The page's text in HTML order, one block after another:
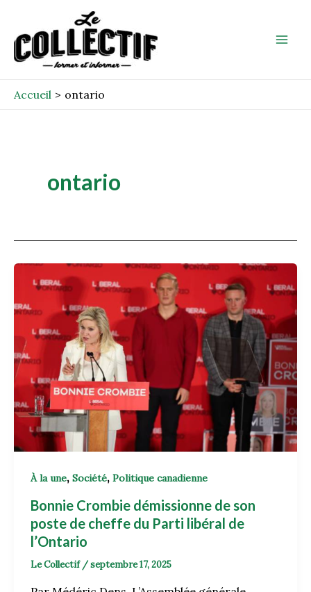
contenu
Accueil ontario
ontario
À la une, Société, Politique canadienne
Bonnie Crombie démissionne de son
poste de cheffe du Parti libéral de
l’Ontario
Le Collectif /septembre 17, 2025